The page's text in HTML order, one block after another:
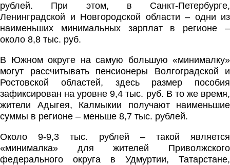
рублей. При этом, в Санкт-Петербурге,
Ленинградской и Новгородской области – одни из
наименьших минимальных зарплат в регионе –
около 8,8 тыс. руб.
В Южном округе на самую большую «минималку»
могут рассчитывать пенсионеры Волгоградской и
Ростовской областей, здесь размер пособия
зафиксирован на уровне 9,4 тыс. руб. В то же время,
жители Адыгея, Калмыкии получают наименьшие
суммы в регионе – меньше 8,7 тыс. рублей.
Около 9-9,3 тыс. рублей – такой является
«минималка» для жителей Приволжского
федерального округа в Удмуртии, Татарстане,